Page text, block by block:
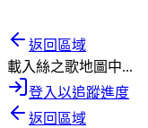
返回區域
載入絲之歌地圖中...
登入以追蹤進度
返回區域